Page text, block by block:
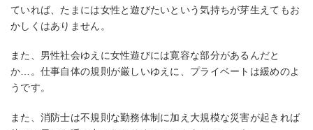
ていれば、たまには女性と遊びたいという気持ちが芽生えてもお
かしくはありません。
また、男性社会ゆえに女性遊びには寛容な部分があるんだと
か…。仕事自体の規則が厳しいゆえに、プライベートは緩めのよ
うです。
また、消防士は不規則な勤務体制に加え大規模な災害が起きれば